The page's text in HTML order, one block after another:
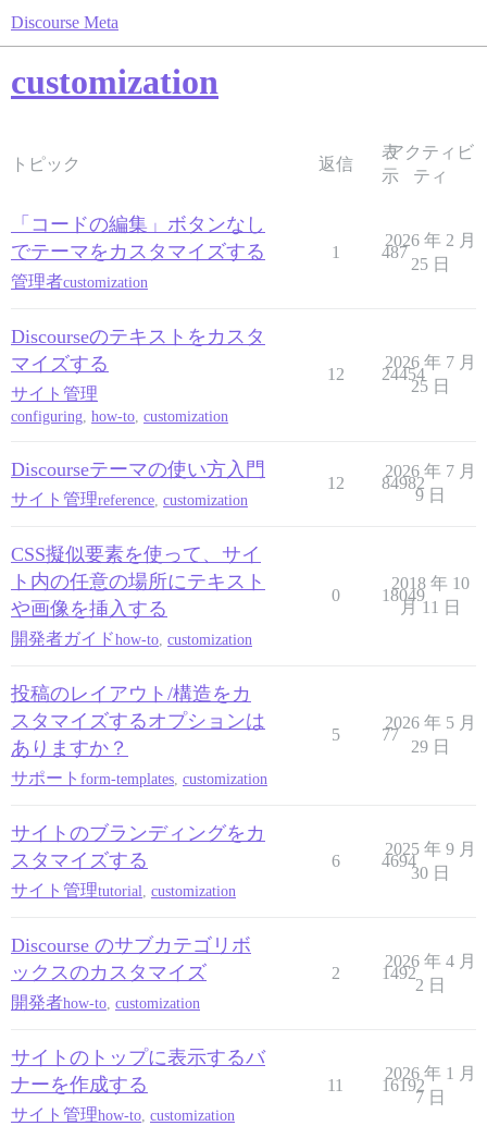
Discourse Meta
customization
トピック 返信
表
示
アクティビ
ティ
「コードの編集」ボタンなし
でテーマをカスタマイズする
管理者customization
1 487
2026 年 2 月
25 日
Discourseのテキストをカスタ
マイズする
サイト管理
configuring, how-to, customization
12 24454
2026 年 7 月
25 日
Discourseテーマの使い方入門
サイト管理reference customization
12 84982
2026 年 7 月
9 日
CSS擬似要素を使って、サイ
ト内の任意の場所にテキスト
や画像を挿入する
開発者ガイドhow-to customization
0 18049
2018 年 10
月 11 日
投稿のレイアウト/構造をカ
スタマイズするオプションは
ありますか？
サポート form-templates customization
5 77
2026 年 5 月
29 日
サイトのブランディングをカ
スタマイズする
サイト管理tutorial customization
6 4694
2025 年 9 月
30 日
Discourse のサブカテゴリボ
ックスのカスタマイズ
開発者how-to customization
2 1492
2026 年 4 月
2 日
サイトのトップに表示するバ
ナーを作成する
サイト管理how-to customization
11 16192
2026 年 1 月
7 日